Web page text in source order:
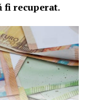
fi recuperat.